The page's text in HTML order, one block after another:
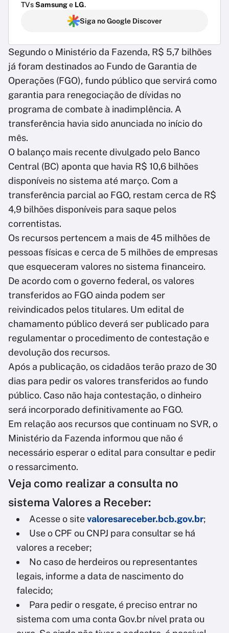
TVsSamsunge LG.
Siga no Google Discover
Segundo o Ministério da Fazenda, R$ 5,7 bilhões
já foram destinados ao Fundo de Garantia de
Operações (FGO), fundo público que servirá como
garantia para renegociação de dívidas no
programa de combate à inadimplência. A
transferência havia sido anunciada no início do
mês.
O balanço mais recente divulgado pelo Banco
Central (BC) aponta que havia R$ 10,6 bilhões
disponíveis no sistema até março. Com a
transferência parcial ao FGO, restam cerca de R$
4,9 bilhões disponíveis para saque pelos
correntistas.
Os recursos pertencem a mais de 45 milhões de
pessoas físicas e cerca de 5 milhões de empresas
que esqueceram valores no sistema financeiro.
De acordo com o governo federal, os valores
transferidos ao FGO ainda podem ser
reivindicados pelos titulares. Um edital de
chamamento público deverá ser publicado para
regulamentar o procedimento de contestação e
devolução dos recursos.
Após a publicação, os cidadãos terão prazo de 30
dias para pedir os valores transferidos ao fundo
público. Caso não haja contestação, o dinheiro
será incorporado definitivamente ao FGO.
Em relação aos recursos que continuam no SVR, o
Ministério da Fazenda informou que não é
necessário esperar o edital para consultar e pedir
o ressarcimento.
Veja como realizar a consulta no
sistema Valores a Receber:
Acesse o sitevaloresareceber.bcb.gov.br;
Use o CPF ou CNPJ para consultar se há
valores a receber;
No caso de herdeiros ou representantes
legais, informe a data de nascimento do
falecido;
Para pedir o resgate, é preciso entrar no
sistema com uma conta Gov.br nível prata ou